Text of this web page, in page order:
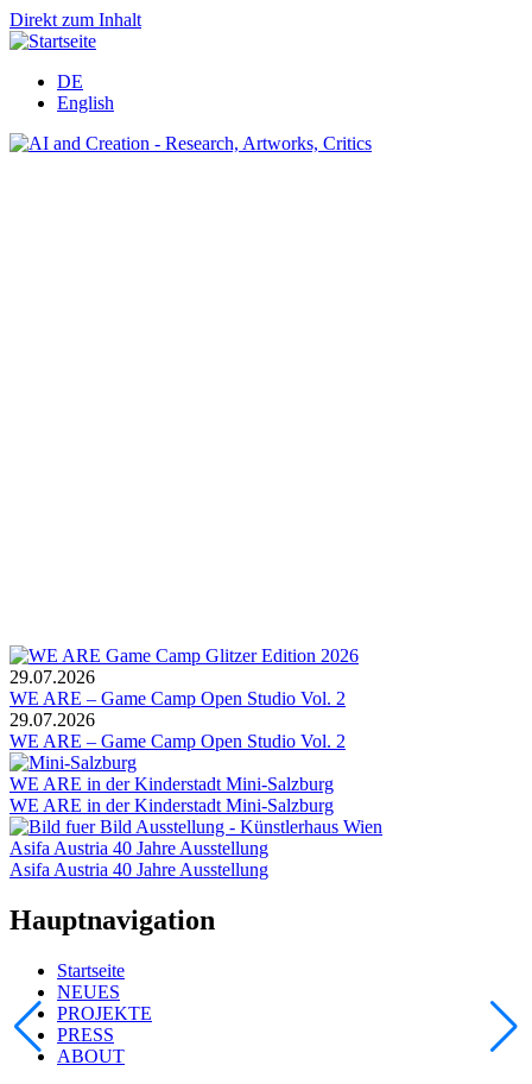
Direkt zum Inhalt
DE
English
29.07.2026
WE ARE – Game Camp Open Studio Vol. 2
29.07.2026
WE ARE – Game Camp Open Studio Vol. 2
WE ARE in der Kinderstadt Mini-Salzburg
WE ARE in der Kinderstadt Mini-Salzburg
Asifa Austria 40 Jahre Ausstellung
Asifa Austria 40 Jahre Ausstellung
Hauptnavigation
Startseite
NEUES
PROJEKTE
PRESS
ABOUT